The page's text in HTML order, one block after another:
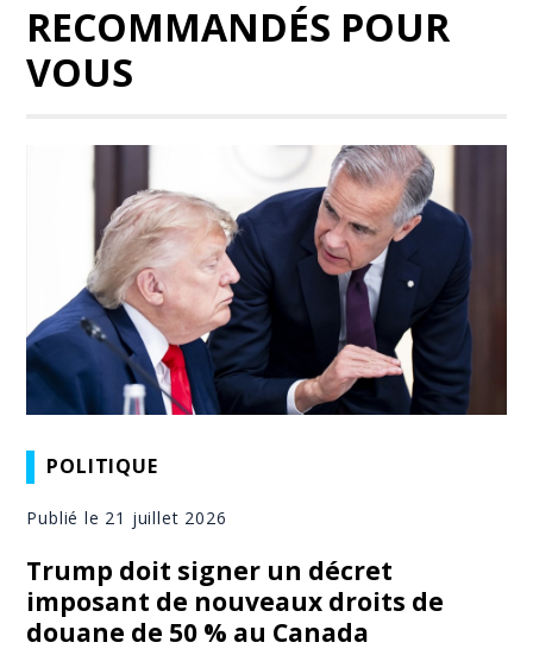
RECOMMANDÉS POUR
VOUS
POLITIQUE
Publié le 21 juillet 2026
Trump doit signer un décret
imposant de nouveaux droits de
douane de 50 % au Canada